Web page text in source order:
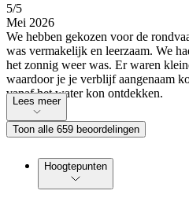
5/5
Mei 2026
We hebben gekozen voor de
was vermakelijk en leerzaam. We
het zonnig weer was. Er waren
waardoor je je verblijf aangenaam
vanaf het water kon ontdekken.
Lees meer
Toon alle 659 beoordelingen
Hoogtepunten